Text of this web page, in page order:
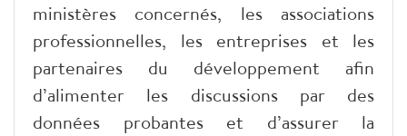
ministères concernés, les associations
professionnelles, les entreprises et les
partenaires du développement afin
d’alimenter les discussions par des
données probantes et d’assurer la